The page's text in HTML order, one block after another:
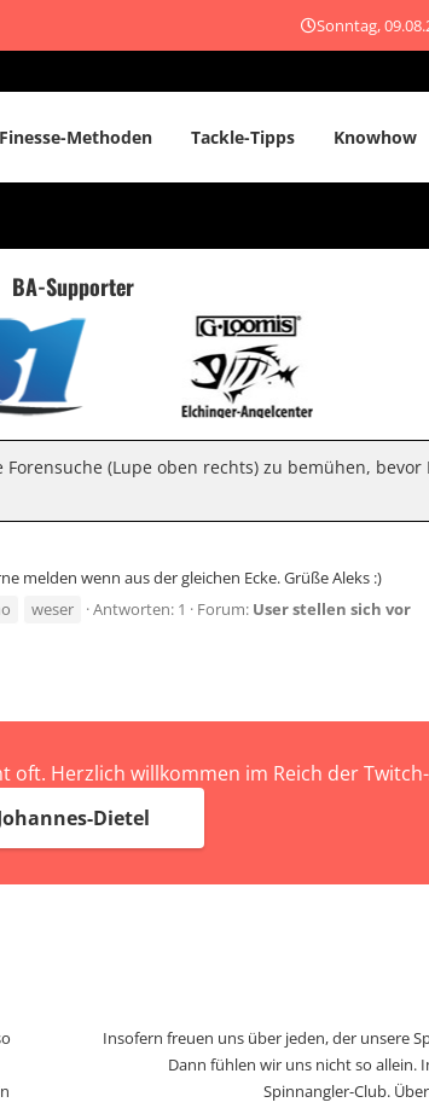
Sonntag,
Finesse-Methoden Tackle-Tipps Knowhow
BA-Supporter
(Lupe oben rechts) zu bemühen,
melden wenn aus der gleichen Ecke. Grüße Aleks :)
weser Antworten: 1 Forum: User stellen sich vor
Herzlich willkommen im Reich der
Dietel
Insofern freuen uns über jeden, der unsere
Dann fühlen wir uns nicht so allein.
Spinnangler-Club.